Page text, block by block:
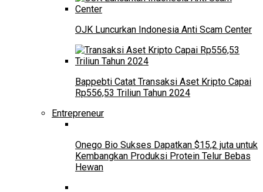
OJK Luncurkan Indonesia Anti Scam Center
Bappebti Catat Transaksi Aset Kripto Capai
Rp556,53 Triliun Tahun 2024
Entrepreneur
Onego Bio Sukses Dapatkan $15,2 juta untuk
Kembangkan Produksi Protein Telur Bebas
Hewan